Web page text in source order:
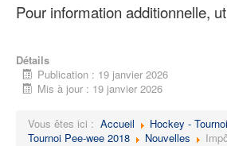
Pour information additionnelle,
Détails
Publication : 19 janvier 2026
Mis à jour : 19 janvier 2026
Vous êtes ici : Accueil
Hockey -
Tournoi Pee-wee 2018
Nouvelles